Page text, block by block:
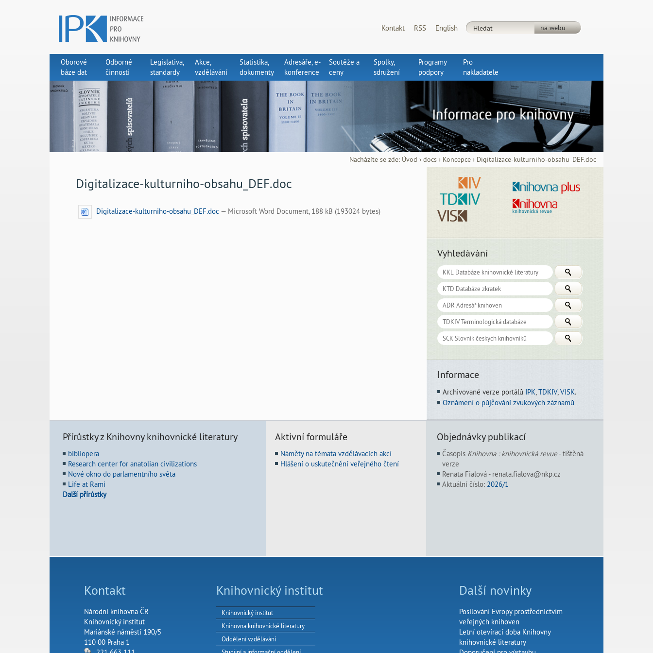
Kontakt RSS English
Oborové
báze dat
Odborné
činnosti
Legislativa,
standardy
Akce,
vzdělávání
Statistika,
dokumenty
Adresáře, e-
konference
Soutěže a
ceny
Spolky,
sdružení
Programy
podpory
Pro
nakladatele
Nacházíte se zde: Úvod ›docs › Koncepce › Digitalizace-kulturniho-obsahu_DEF.doc
Digitalizace-kulturniho-obsahu_DEF.doc
Digitalizace-kulturniho-obsahu_DEF.doc — Microsoft Word Document, 188 kB (193024 bytes)
Vyhledávání
Informace
Archivované verze portálů IPK,TDKIV,VISK.
Oznámení o půjčování zvukových záznamů
Přírůstky z Knihovny knihovnické literatury
bibliopera
Research center for anatolian civilizations
Nové okno do parlamentního světa
Life at Rami
Další přírůstky
Aktivní formuláře
Náměty na témata vzdělávacích akcí
Hlášení o uskutečnění veřejného čtení
Objednávky publikací
Časopis Knihovna : knihovnická revue- tištěná
verze
Renata Fialová - renata.fialova@nkp.cz
Aktuální číslo: 2026/1
Kontakt
Národní knihovna ČR
Knihovnický institut
Mariánské náměstí 190/5
110 00 Praha 1
Knihovnický institut
Knihovnický institut
Knihovna knihovnické literatury
Oddělení vzdělávání
Další novinky
Posilování Evropy prostřednictvím
veřejných knihoven
Letní otevírací doba Knihovny
knihovnické literatury